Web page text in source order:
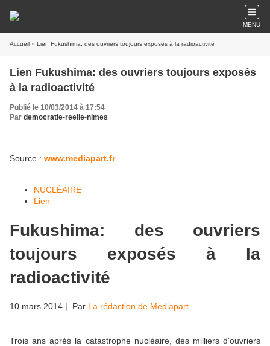
MENU
Accueil » Lien Fukushima: des ouvriers toujours exposés à la radioactivité
Lien Fukushima: des ouvriers toujours exposés
à la radioactivité
Publié le 10/03/2014 à 17:54
Par democratie-reelle-nimes
Source : www.mediapart.fr
NUCLÉAIRE
Lien
Fukushima: des ouvriers
toujours exposés à la
radioactivité
10 mars 2014 | Par La rédaction de Mediapart
Trois ans après la catastrophe nucléaire, des milliers d'ouvriers